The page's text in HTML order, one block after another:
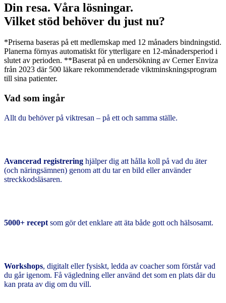
Din resa. Våra lösningar.
Vilket stöd behöver du just nu?
*Priserna baseras på ett medlemskap med 12 månaders bindningstid.
Planerna förnyas automatiskt för ytterligare en 12-månadersperiod i
slutet av perioden. **Baserat på en undersökning av Cerner Enviza
från 2023 där 500 läkare rekommenderade viktminskningsprogram
till sina patienter.
Vad som ingår
Allt du behöver på viktresan – på ett och samma ställe.
Avancerad registrering hjälper dig att hålla koll på vad du äter
(och näringsämnen) genom att du tar en bild eller använder
streckkodsläsaren.
5000+ recept som gör det enklare att äta både gott och hälsosamt.
Workshops, digitalt eller fysiskt, ledda av coacher som förstår vad
du går igenom. Få vägledning eller använd det som en plats där du
kan prata av dig om du vill.